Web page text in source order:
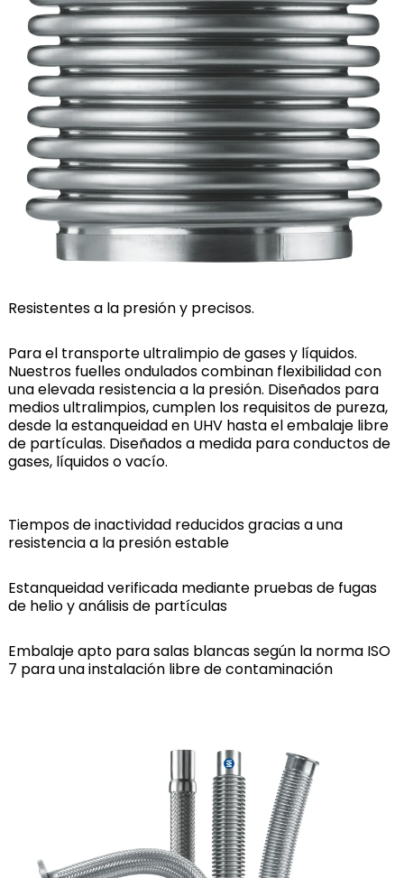
Resistentes a la presión y precisos.
Para el transporte ultralimpio de gases y líquidos.
Nuestros fuelles ondulados combinan flexibilidad con
una elevada resistencia a la presión. Diseñados para
medios ultralimpios, cumplen los requisitos de pureza,
desde la estanqueidad en UHV hasta el embalaje libre
de partículas. Diseñados a medida para conductos de
gases, líquidos o vacío.
Tiempos de inactividad reducidos gracias a una
resistencia a la presión estable
Estanqueidad verificada mediante pruebas de fugas
de helio y análisis de partículas
Embalaje apto para salas blancas según la norma ISO
7 para una instalación libre de contaminación